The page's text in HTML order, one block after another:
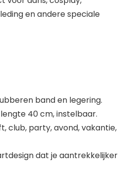
en andere speciale
band en legering.
40 cm, instelbaar.
club, party, avond, vakantie,
dat je aantrekkelijker